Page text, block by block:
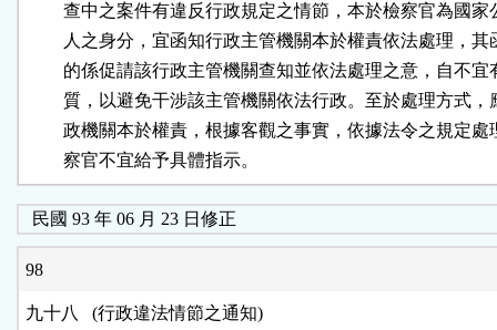
查中之案件有違反行政規定之情節，本於檢察官為國
人之身分，宜函知行政主管機關本於權責依法處理，
的係促請該行政主管機關查知並依法處理之意，自不
質，以避免干涉該主管機關依法行政。至於處理方式
政機關本於權責，根據客觀之事實，依據法令之規定
        察官不宜給予具體指示。
民國 93 年 06 月 23 日修正
98
九十八   (行政違法情節之通知)